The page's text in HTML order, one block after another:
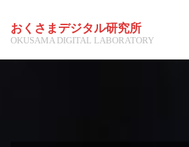
おくさまデジタル研究所
OKUSAMA DIGITAL LABORATORY